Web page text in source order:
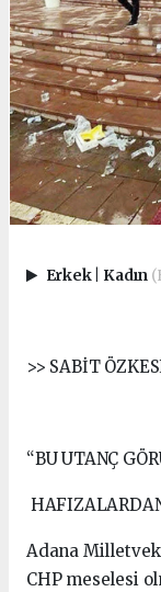
Erkek Kadın
>> SABİT
“BU UTANÇ
Adana
CHP meselesi